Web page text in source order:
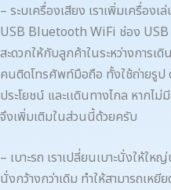
– ระบเครื่องเสียง เราเพิ่มเครื่องเ
USB Bluetooth WiFi ช่อง USB
สะดวกให้กับลูกค้าในระหว่างการ
คนติดโทรศัพท์มือถือ ทั้งใช้ถ่ายรูป
ประโยชน์ และเเดินทางไกล หากไ
จึงเพิ่มเติมในส่วนนี้ด้วยครับ
– เบาะรถ เราเปลี่ยนเบาะนั่งให้ให
นั่งกว้างกว่าเดิม ทำให้สามารถเห